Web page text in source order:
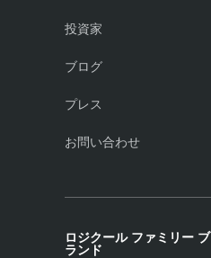
る
投資家
ブログ
プレス
お問い合わせ
ロジクール ファミリー ブ
ランド